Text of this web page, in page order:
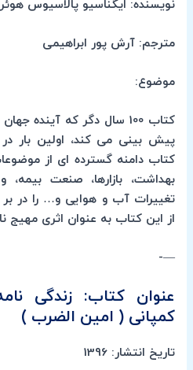
نویسنده: ایگناسیو پالاسیوس
مترجم: آرش پور ابراهیمی
موضوع:
کتاب 100 سال دگر که آینده
کتاب دامنه گسترده ای از
بهداشت، بازارها، صنعت
تغییرات آب و هوایی و… را در بر
از این کتاب به عنوان اثری مهیج
—-
عنوان کتاب: زندگی
کمپانی ( امین الضرب )
تاریخ انتشار: 1396